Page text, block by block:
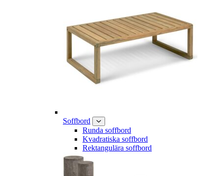
Soffbord
Runda soffbord
Kvadratiska soffbord
Rektangulära soffbord